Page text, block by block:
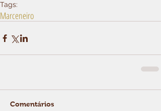
Tags:
Marceneiro
Comentários